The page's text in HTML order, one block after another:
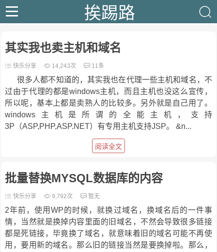
挨踢路
其实我也卖主机和域名
快乐分享 14,243次 11条
很多人都不知道的，其实我也在代理一些主机和域名，不
过由于代理的都是windows主机，而且主机也没这么宣传，
所以呢，基本上都是卖熟人的比较多。另外就是自己用了。
windows主机是所谓的全能主机，支持
3P（ASP,PHP,ASP.NET）有专用主机支持JSP。 &n...
阅读全文
批量替换MYSQL数据库的内容
快乐分享 9,792次 暂无
2年前，使用WP的时候，就换过域名，换域名后的一件事
情，当然就是换掉内容里面的旧域名，不然会导致很多链接
都是死链接，毕竟换了域名，就意味着旧的域名可能不再使
用，要用新的域名。那么旧的链接当然是要换掉啦。那么，